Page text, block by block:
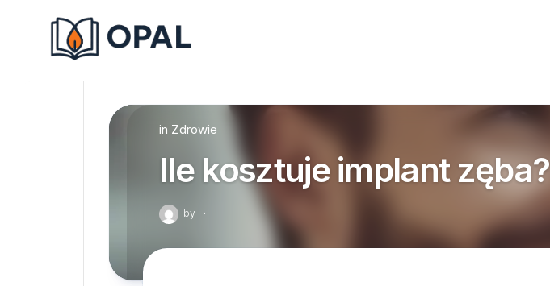
in Zdrowie
Ile kosztuje implant zęba?
by ·